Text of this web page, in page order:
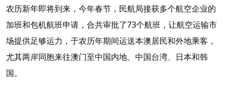
农历新年即将到来，今年春节，民航局接获多个航空企业的
加班和包机航班申请，合共审批了73个航班，让航空运输市
场提供足够运力，于农历年期间运送本澳居民和外地乘客，
尤其两岸同胞来往澳门至中国内地、中国台湾、日本和韩
国。